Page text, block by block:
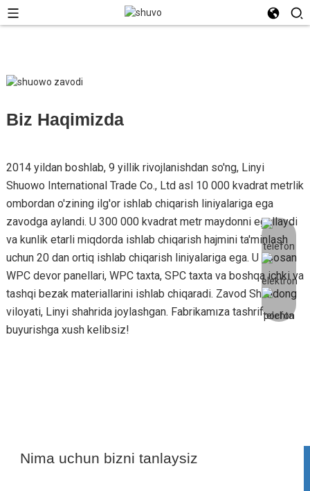
Biz Haqimizda
2014 yildan boshlab, 9 yillik rivojlanishdan so'ng, Linyi
Shuowo International Trade Co., Ltd asl 10 000 kvadrat metrlik
ombordan o'zining ilg'or ishlab chiqarish liniyalariga ega
zavodga aylandi. U 300 000 kvadrat metr maydonni egallaydi
va kunlik etarli miqdorda ishlab chiqarish hajmini ta'minlash
uchun 20 dan ortiq ishlab chiqarish liniyalariga ega. U asosan
WPC devor panellari, WPC taxta, SPC taxta va boshqa ichki va
tashqi bezak materiallarini ishlab chiqaradi. Zavod Shandong
viloyati, Linyi shahrida joylashgan. Fabrikamıza tashrif
buyurishga xush kelibsiz!
Nima uchun bizni tanlaysiz